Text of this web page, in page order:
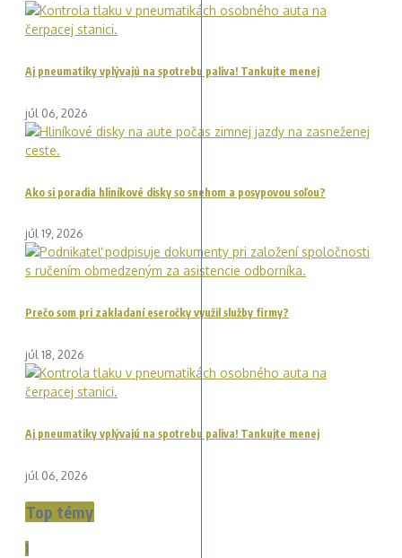
Aj pneumatiky vplývajú na spotrebu paliva! Tankujte menej
júl 06, 2026
Ako si poradia hliníkové disky so snehom a posypovou soľou?
júl 19, 2026
Prečo som pri zakladaní eseročky využil služby firmy?
júl 18, 2026
Aj pneumatiky vplývajú na spotrebu paliva! Tankujte menej
júl 06, 2026
Top témy
1